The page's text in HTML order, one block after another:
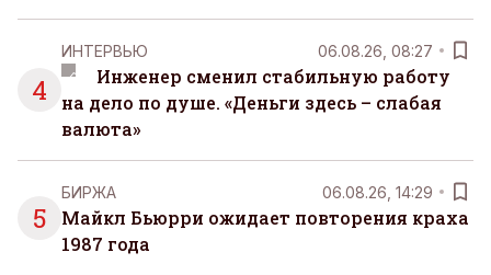
4
ИНТЕРВЬЮ 06.08.26, 08:27
Инженер сменил стабильную работу
на дело по душе. «Деньги здесь – слабая
валюта»
5
БИРЖА 06.08.26, 14:29
Майкл Бьюрри ожидает повторения краха
1987 года